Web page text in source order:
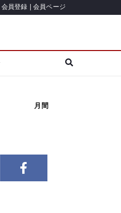
会員登録 会員ページ
月間